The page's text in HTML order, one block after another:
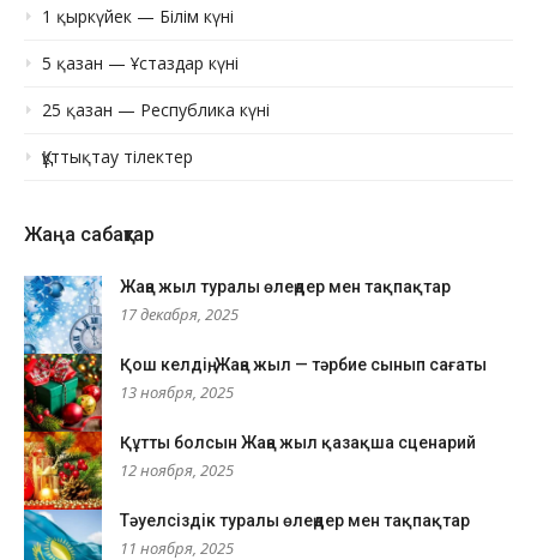
1 қыркүйек — Білім күні
5 қазан — Ұстаздар күні
25 қазан — Республика күні
Құттықтау тілектер
Жаңа сабақтар
Жаңа жыл туралы өлеңдер мен тақпақтар
17 декабря, 2025
Қош келдің, Жаңа жыл — тәрбие сынып сағаты
13 ноября, 2025
Құтты болсын Жаңа жыл қазақша сценарий
12 ноября, 2025
Тәуелсіздік туралы өлеңдер мен тақпақтар
11 ноября, 2025